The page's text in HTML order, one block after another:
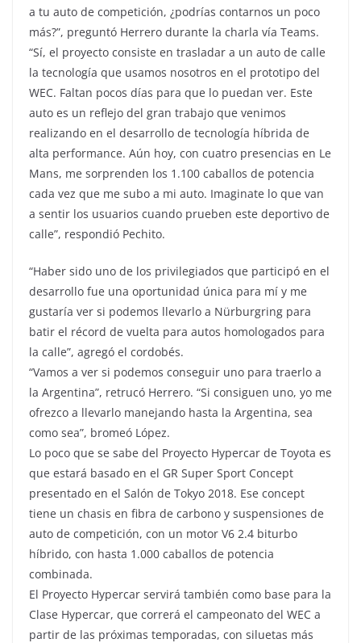
a tu auto de competición, ¿podrías contarnos un poco
más?”, preguntó Herrero durante la charla vía Teams.
“Sí, el proyecto consiste en trasladar a un auto de calle
la tecnología que usamos nosotros en el prototipo del
WEC. Faltan pocos días para que lo puedan ver. Este
auto es un reflejo del gran trabajo que venimos
realizando en el desarrollo de tecnología híbrida de
alta performance. Aún hoy, con cuatro presencias en Le
Mans, me sorprenden los 1.100 caballos de potencia
cada vez que me subo a mi auto. Imaginate lo que van
a sentir los usuarios cuando prueben este deportivo de
calle”, respondió Pechito.
“Haber sido uno de los privilegiados que participó en el
desarrollo fue una oportunidad única para mí y me
gustaría ver si podemos llevarlo a Nürburgring para
batir el récord de vuelta para autos homologados para
la calle”, agregó el cordobés.
“Vamos a ver si podemos conseguir uno para traerlo a
la Argentina”, retrucó Herrero. “Si consiguen uno, yo me
ofrezco a llevarlo manejando hasta la Argentina, sea
como sea”, bromeó López.
Lo poco que se sabe del Proyecto Hypercar de Toyota es
que estará basado en el GR Super Sport Concept
presentado en el Salón de Tokyo 2018. Ese concept
tiene un chasis en fibra de carbono y suspensiones de
auto de competición, con un motor V6 2.4 biturbo
híbrido, con hasta 1.000 caballos de potencia
combinada.
El Proyecto Hypercar servirá también como base para la
Clase Hypercar, que correrá el campeonato del WEC a
partir de las próximas temporadas, con siluetas más